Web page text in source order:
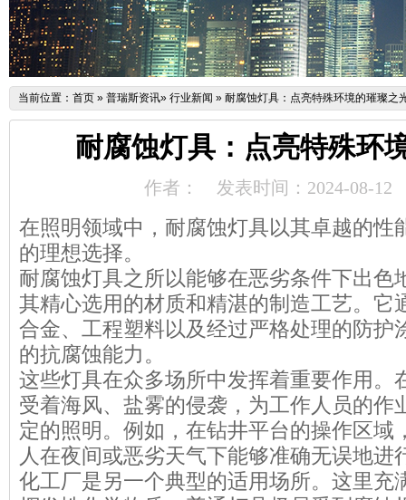
当前位置： 首页 » 普瑞斯资讯» 行业新闻 » 耐腐蚀灯具：点亮特殊环境的璀璨之
耐腐蚀灯具：点亮特殊环
作者： 发表时间：2024-08-12
在照明领域中，耐腐蚀灯具以其卓越的性
的理想选择。
耐腐蚀灯具之所以能够在恶劣条件下出色
其精心选用的材质和精湛的制造工艺。它
合金、工程塑料以及经过严格处理的防护
的抗腐蚀能力。
这些灯具在众多场所中发挥着重要作用。
受着海风、盐雾的侵袭，为工作人员的作
定的照明。例如，在钻井平台的操作区域
人在夜间或恶劣天气下能够准确无误地进
化工厂是另一个典型的适用场所。这里充